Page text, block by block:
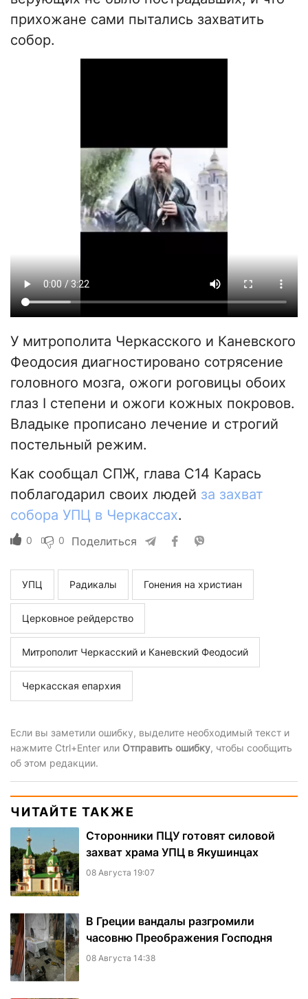
прихожане сами пытались захватить
собор.
У митрополита Черкасского и Каневского
Феодосия диагностировано сотрясение
головного мозга, ожоги роговицы обоих
глаз I степени и ожоги кожных покровов.
Владыке прописано лечение и строгий
постельный режим.
Как сообщал СПЖ, глава С14 Карась
поблагодарил своих людей за захват
собора УПЦ в Черкассах.
0 0 Поделиться
УПЦ Радикалы Гонения на христиан
Церковное рейдерство
Митрополит Черкасский и Каневский Феодосий
Черкасская епархия
Если вы заметили ошибку, выделите необходимый текст и
нажмите Ctrl+Enter или Отправить ошибку, чтобы сообщить
об этом редакции.
ЧИТАЙТЕ ТАКЖЕ
Сторонники ПЦУ готовят силовой
захват храма УПЦ в Якушинцах
08 Августа 19:07
В Греции вандалы разгромили
часовню Преображения Господня
08 Августа 14:38